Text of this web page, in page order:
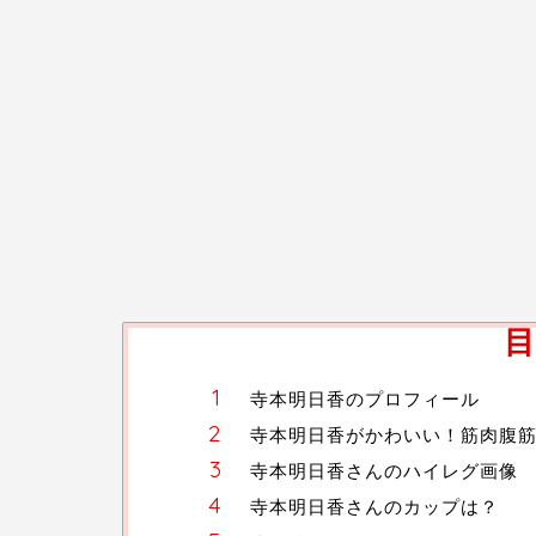
寺本明日香のプロフィール
寺本明日香がかわいい！筋肉腹
寺本明日香さんのハイレグ画像
寺本明日香さんのカップは？